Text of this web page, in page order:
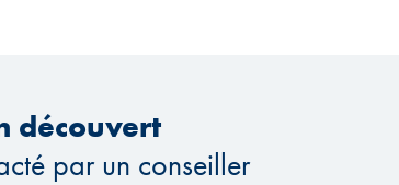
découvert
par un conseiller